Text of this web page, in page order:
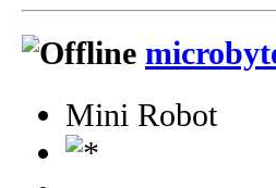
Mini Robot